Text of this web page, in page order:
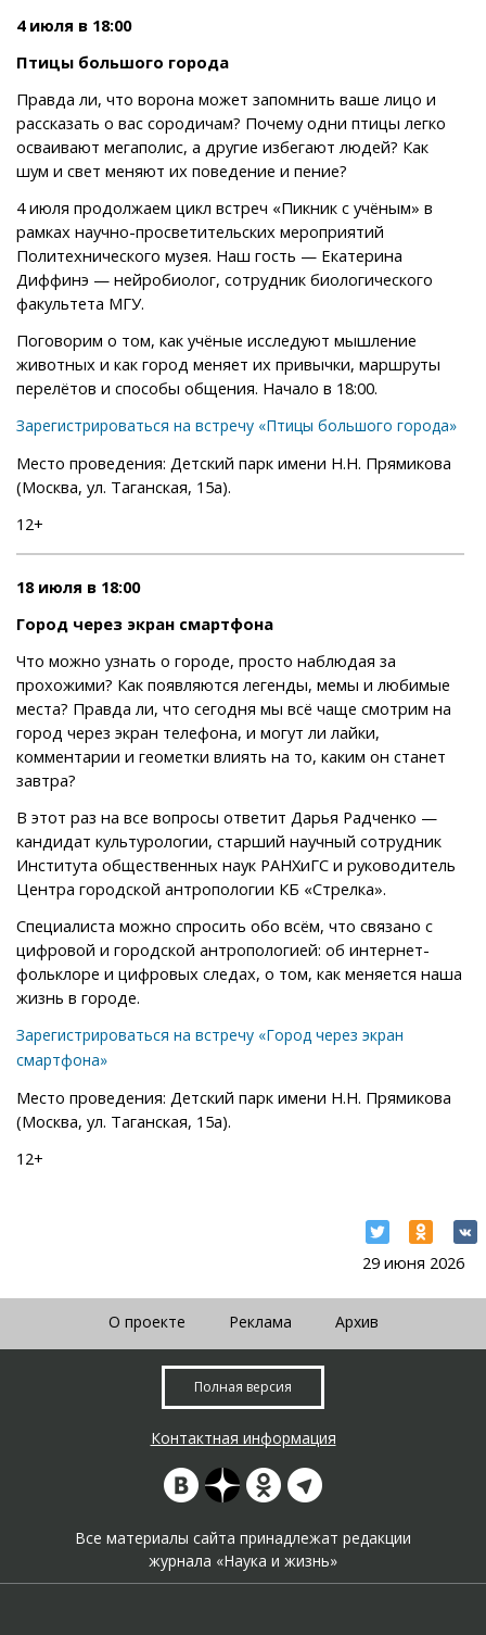
4 июля в 18:00
Птицы большого города
Правда ли, что ворона может запомнить ваше лицо и
рассказать о вас сородичам? Почему одни птицы легко
осваивают мегаполис, а другие избегают людей? Как
шум и свет меняют их поведение и пение?
4 июля продолжаем цикл встреч «Пикник с учёным» в
рамках научно-просветительских мероприятий
Политехнического музея. Наш гость — Екатерина
Диффинэ — нейробиолог, сотрудник биологического
факультета МГУ.
Поговорим о том, как учёные исследуют мышление
животных и как город меняет их привычки, маршруты
перелётов и способы общения. Начало в 18:00.
Зарегистрироваться на встречу «Птицы большого города»
Место проведения: Детский парк имени Н.Н. Прямикова
(Москва, ул. Таганская, 15а).
12+
18 июля в 18:00
Город через экран смартфона
Что можно узнать о городе, просто наблюдая за
прохожими? Как появляются легенды, мемы и любимые
места? Правда ли, что сегодня мы всё чаще смотрим на
город через экран телефона, и могут ли лайки,
комментарии и геометки влиять на то, каким он станет
завтра?
В этот раз на все вопросы ответит Дарья Радченко —
кандидат культурологии, старший научный сотрудник
Института общественных наук РАНХиГС и руководитель
Центра городской антропологии КБ «Стрелка».
Специалиста можно спросить обо всём, что связано с
цифровой и городской антропологией: об интернет-
фольклоре и цифровых следах, о том, как меняется наша
жизнь в городе.
Зарегистрироваться на встречу «Город через экран
смартфона»
Место проведения: Детский парк имени Н.Н. Прямикова
(Москва, ул. Таганская, 15а).
12+
29 июня 2026
О проекте Реклама Архив
Полная версия
Контактная информация
Все материалы сайта принадлежат редакции
журнала «Наука и жизнь»